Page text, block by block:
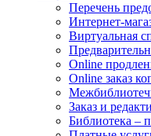
Перечень
Интернет-
Виртуальная
Online
Online заказ
Заказ и
Библиотека –